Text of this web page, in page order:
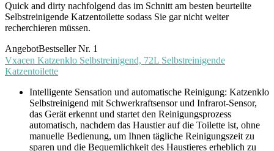
Quick and dirty nachfolgend das im Schnitt am besten beurteilte
Selbstreinigende Katzentoilette sodass Sie gar nicht weiter
recherchieren müssen.
AngebotBestseller Nr. 1
Vxacen Katzenklo Selbstreinigend, 72L Selbstreinigende
Katzentoilette
Intelligente Sensation und automatische Reinigung: Katzenklo
Selbstreinigend mit Schwerkraftsensor und Infrarot-Sensor,
das Gerät erkennt und startet den Reinigungsprozess
automatisch, nachdem das Haustier auf die Toilette ist, ohne
manuelle Bedienung, um Ihnen tägliche Reinigungszeit zu
sparen und die Bequemlichkeit des Haustieres erheblich zu